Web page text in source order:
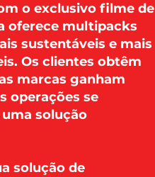
o exclusivo filme de
oferece multipacks
sustentáveis e mais
Os clientes obtêm
marcas ganham
operações se
solução
solução de